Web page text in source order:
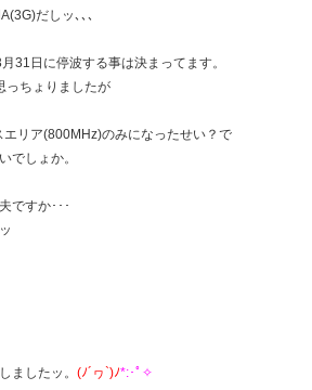
だしッ､､､
31日に停波する事は決まってます。
っちょりましたが
リア(800MHz)のみになったせい？で
でしょか。
ですか･･･
ッ
ましたッ。 (ﾉ´ヮ`)ﾉ*:･ﾟ✧